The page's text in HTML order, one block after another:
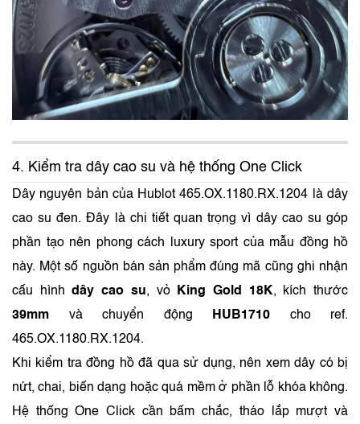
4. Kiểm tra dây cao su và hệ thống One Click
Dây nguyên bản của Hublot 465.OX.1180.RX.1204 là dây
cao su đen. Đây là chi tiết quan trọng vì dây cao su góp
phần tạo nên phong cách luxury sport của mẫu đồng hồ
này. Một số nguồn bán sản phẩm đúng mã cũng ghi nhận
cấu hìnhdây cao su, vỏ King Gold 18K, kích thước
39mm và chuyển động HUB1710 cho ref.
465.OX.1180.RX.1204.
Khi kiểm tra đồng hồ đã qua sử dụng, nên xem dây có bị
nứt, chai, biến dạng hoặc quá mềm ở phần lỗ khóa không.
Hệ thống One Click cần bấm chắc, tháo lắp mượt và